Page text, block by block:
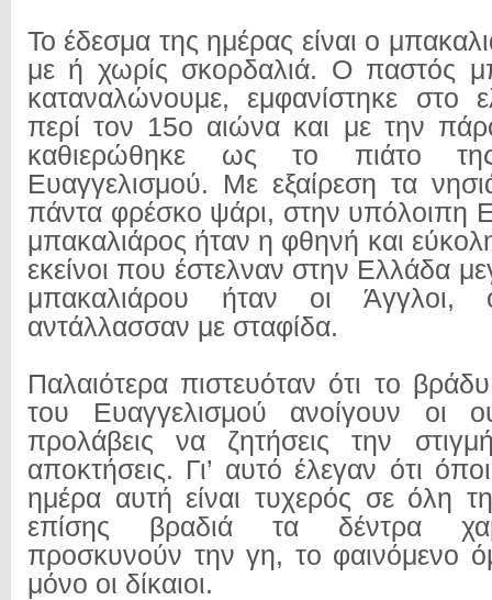
Το έδεσμα της ημέρας είναι ο
με ή χωρίς σκορδαλιά. Ο παστός
καταναλώνουμε, εμφανίστηκε στο
περί τον 15ο αιώνα και με την
καθιερώθηκε ως το πιάτο
Ευαγγελισμού. Με εξαίρεση τα
πάντα φρέσκο ψάρι, στην υπόλοιπη
μπακαλιάρος ήταν η φθηνή και
εκείνοι που έστελναν στην Ελλάδα
μπακαλιάρου ήταν οι Άγγλοι,
αντάλλασσαν με σταφίδα.
Παλαιότερα πιστευόταν ότι το
του Ευαγγελισμού ανοίγουν οι
προλάβεις να ζητήσεις την
αποκτήσεις. Γι’ αυτό έλεγαν ότι
ημέρα αυτή είναι τυχερός σε όλη
επίσης βραδιά τα δέντρα
προσκυνούν την γη, το φαινόμενο
μόνο οι δίκαιοι.